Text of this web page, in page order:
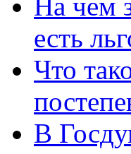
есть
Что
В